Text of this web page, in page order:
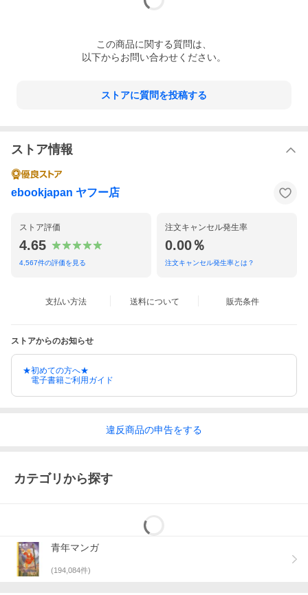
この商品に関する質問は、
以下からお問い合わせください。
ストアに質問を投稿する
ストア情報
ebookjapan ヤフー店
ストア評価
4.65
4,567件の評価を見る
注文キャンセル発生率
0.00％
注文キャンセル発生率とは？
支払い方法 送料について 販売条件
ストアからのお知らせ
★初めての方へ★
電子書籍ご利用ガイド
違反商品の申告をする
カテゴリから探す
青年マンガ
(194,084件)